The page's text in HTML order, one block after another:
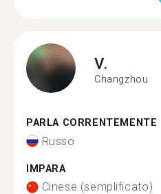
V.
Changzhou
PARLA CORRENTEMENTE
Russo
IMPARA
Cinese (semplificato)